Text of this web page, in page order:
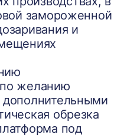
замороженной
и
по желанию
дополнительными
обрезка
под